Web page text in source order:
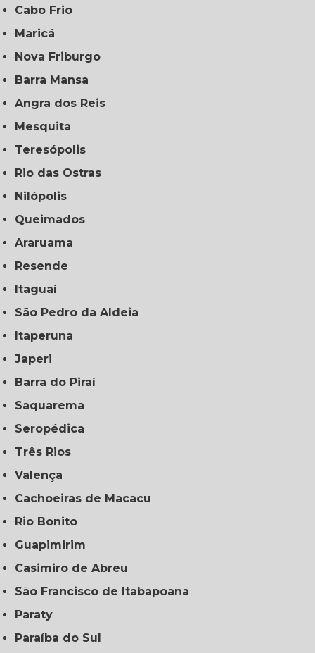
Cabo Frio
Maricá
Nova Friburgo
Barra Mansa
Angra dos Reis
Mesquita
Teresópolis
Rio das Ostras
Nilópolis
Queimados
Araruama
Resende
Itaguaí
São Pedro da Aldeia
Itaperuna
Japeri
Barra do Piraí
Saquarema
Seropédica
Três Rios
Valença
Cachoeiras de Macacu
Rio Bonito
Guapimirim
Casimiro de Abreu
São Francisco de Itabapoana
Paraty
Paraíba do Sul